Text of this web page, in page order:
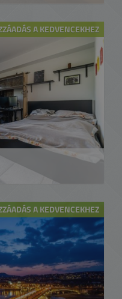
A KEDVENCEKHEZ
A KEDVENCEKHEZ